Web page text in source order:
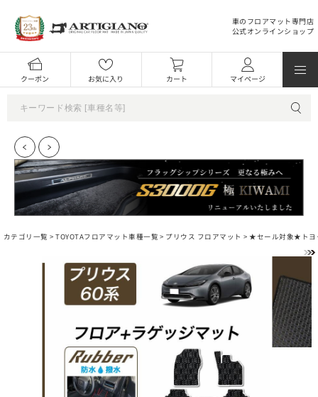
車のフロアマット専門店
公式オンラインショップ
クーポン お気に入り カート マイページ
カテゴリ一覧 >TOYOTAフロアマット車種一覧 > プリウス フロアマット > ★セール対象★トヨ